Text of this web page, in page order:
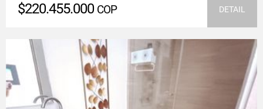
$220.455.000 COP DETAIL